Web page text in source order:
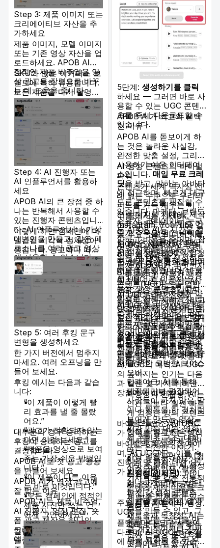
Step 3: 제품 이미지 또는
크리에이티브 자산을 추
가하세요
제품 이미지, 모델 이미지
또는 기존 영상 자산을 업
로드하세요. APOB AI는
정적인 제품 비주얼을 영
상 광고용 장면으로 바꾸
는 데 도움을 줍니다.
SKU가 많은 이커머스 브
랜드에 특히 유용합니다.
모든 제품을 다시 촬영하
지 않아도 기존 자산으로
여러 제품 광고 영상을 만
들 수 있습니다.
Step 4: AI 진행자 또는
AI 인플루언서를 활용하
세요
APOB AI의 큰 장점 중 하
나는 반복해서 사용할 수
있는 진행자 콘텐츠입니
다. AI 인플루언서나 가상
대변인을 만들고, 같은 페
르소나를 여러 광고 영상
에 사용할 수 있습니다.
이렇게 하면 캠페인에 더
일관된 시각적 정체성이
생깁니다. 광고마다 따로
노는 느낌이 아니라, 제품
영상들이 하나의 브랜드
에 속한 것처럼 보입니다.
Step 5: 여러 후킹 문구
변형을 생성하세요
한 가지 버전에서 멈추지
마세요. 여러 오프닝을 만
들어 보세요.
후킹 예시는 다음과 같습
니다:
“이 제품이 이렇게 빨
리 효과를 낼 줄 몰랐
어요.”
“광고가 전환되지 않는
다면 이걸 보세요.”
“제품을 영상으로 보여
주는 가장 쉬운 방법입
니다.”
“이 제품이 다른 이유
는 바로 이것입니다.”
“모든 캠페인에 정적인
제품 사진만 쓰는 건
이제 그만하세요.”
대부분의 경우 승리하는
후킹이 승리하는 광고를
결정합니다.
APOB AI로 첫 광고 영상
을 만들어 보세요
APOB AI가 영상 광고에
잘 맞는 이유
APOB AI는 제품 비주얼,
AI 진행자, 영상 편집, 숏
폼 광고 제작을 하나의 워
크플로로 결합하기 때문
에 유용합니다.
일반 AI 영상 제작 도구는
클립을 만드는 데 도움을
5단계: 생성하기를 클릭
하세요 — 그러면 바로 사
용할 수 있는 UGC 콘텐
츠를 즉시 다운로드할 수
있습니다.
APOB AI가 최고의 선택
인 이유
APOB AI를 돋보이게 하
는 것은 놀라운 사실감,
완전한 맞춤 설정, 그리고
사용하기 쉬운 인터페이
스입니다. 매일 무료 크레
딧을 받고, 말하는 아바타
에 접근하며, 빠르게 대규
모로 콘텐츠를 제작할 수
있습니다. 마케터, 브랜드
소유자, 크리에이터 누구
든 APOB AI는 시간을 절
약하고 비용을 줄이며, 참
여와 전환을 이끄는 성과
높은 AI UGC를 생성하도
록 도와줍니다.
AI 생성 콘텐츠의 바이럴
파워
콘텐츠가 세계 역사상 전
례 없는 수준으로 우리의
피드를 가득 채우는 이 초
연결 디지털 시대에, 제작
자와 브랜드는 실제로 어
떻게 주목을 받고 바이럴
이 될 수 있을까요? 대답
은 점점 더 혁신에 있으
며, 새로운 혁명적 방법이
떠오르고 있습니다. 바로
AI UGC, 즉 인공지능 사
용자 생성 콘텐츠입니다.
이것은 어제의 사용자 콘
텐츠에 관한 것이 아니라,
인간적인 스타일을 반영
하고 사람들에게 직접 말
을 거는 방식으로 AI가 영
리하게 만들거나 강화한
콘텐츠에 관한 것입니다.
이 글에서는 TikTok,
Instagram, YouTube 같
은 주요 소셜 미디어 사이
트에서 인플루언서로서
AI가 생성한 UGC의 엄청
난 힘에 대해 살펴봅니다.
AI를 활용해 매력적인 콘
텐츠를 만드는 방법, AI
UGC 광고를 통한 광고
활용의 성공 사례, 그리고
UGC 제작에 사용되는 최
고의 AI 광고 도구를 공개
합니다. 마지막으로 이 기
술을 활용해 기록적인 바
이럴 노출을 달성하는 방
법을 알아보게 될 것입니
다.
AI UGC 이해하기: 무엇
이며 왜 중요한가
먼저 AI UGC가 무엇인지
알아봅시다. 사용자 생성
콘텐츠(UGC)는 늘 일반
적으로 브랜드 자체가 아
니라 보통 고객이나 팬 같
은 비보상 제작자가 만든
모든 유형의 콘텐츠—영
상, 이미지, 댓글—를 의
미했습니다. 이는 진정성
과 관련성을 기반으로 작
동합니다.
AI UGC란 무엇인가?
AI UGC는 이 개념을 한
단계 더 확장합니다. 이는
인공지능이 완전히 만들
었거나 AI 기술로 크게 개
발된 콘텐츠를 말합니다.
여러 가지 형태가 있을 수
있습니다:
AI 음성으로 만든 영상
또는 팟캐스트 보이스
오버: 영화나 팟캐스팅
을 위한 모방형 보이스
오버.
딥페이크: AI를 통해
제작되거나 편집되어
사람들이 하지 않은 말
이나 행동을 한 것처럼
보이게 만드는 영상.
AI가 만든 대본: 영화
의 콘텐츠 구조, 대화,
또는 완전한 이야기.
가상 인플루언서: 시청
자와 소통하는 AI 생성
디지털 배우.
AI 증강 이미지: AI로
편집, 스타일링 또는
생성된 사진이나 영상.
AI UGC의 매력: AI UGC
의 높아지는 인기는 다음
과 같은 몇 가지 뛰어난
장점에서 비롯됩니다:
확장성과 민첩성: AI는
인간 팀보다 훨씬 빠르
게 엄청난 양의 콘텐츠
를 만들 수 있어, 빠른
반복 작업과 지속적인
게시를 가능하게 합니
다.
비용 효율성: 배우, 보
이스오버 인재, 촬영
기사 고용 같은 전통적
콘텐츠 제작 비용을 크
게 낮출 잠재력이 있습
니다.
새로움과 독창성: AI는
때때로 놀라움을 주는
진짜 단발성 콘텐츠를
만들어낼 수 있으며,
바이럴의 요소: AI UGC
가 참여를 유도하는 방식
바이럴의 핵심은 참여이
며, AI UGC에는 이를 촉
진하는 몇 가지 내장 요소
가 있습니다:
진정성(인지된): 아이
러니하게도 AI는 방대
한 인간 생성 콘텐츠
집합을 학습하여 결과
물을 만들 수 있고, 그
결과 믿을 수 없을 만
큼 개인적이거나 진짜
같은 느낌을 줄 수 있
주요 플랫폼에서의 AI
UGC
플랫폼마다 요구 사항이
다르며, AI UGC는 각각
에 맞게 제작될 수 있습니